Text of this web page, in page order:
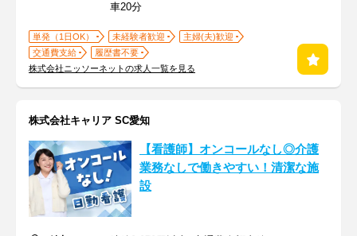
車20分
単発（1日OK） 未経験者歓迎
主婦(夫)歓迎
交通費支給
履歴書不要
株式会社ニッソーネットの求人一覧を見る
株式会社キャリア SC愛知
【看護師】オンコールなし◎介護
業務なしで働きやすい！清潔な施
設